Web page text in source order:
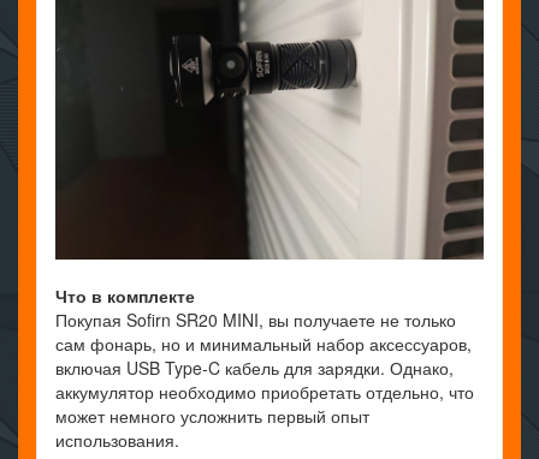
Что в комплекте
Покупая Sofirn SR20 MINI, вы получаете не только
сам фонарь, но и минимальный набор аксессуаров,
включая USB Type-C кабель для зарядки. Однако,
аккумулятор необходимо приобретать отдельно, что
может немного усложнить первый опыт
использования.